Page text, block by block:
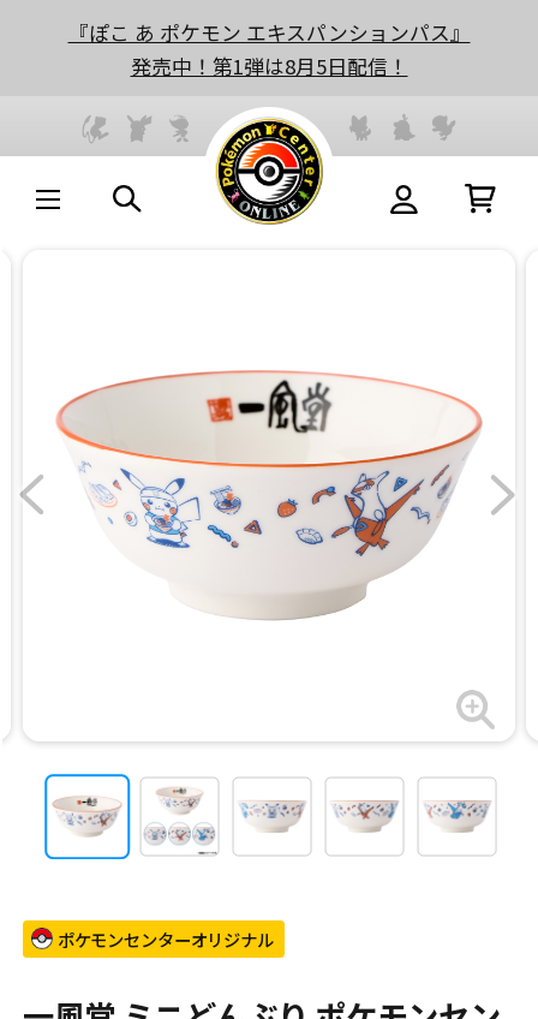
『ぽこ あ ポケモン エキスパンションパス』
発売中！第1弾は8月5日配信！
ポケモンセンターオリジナル